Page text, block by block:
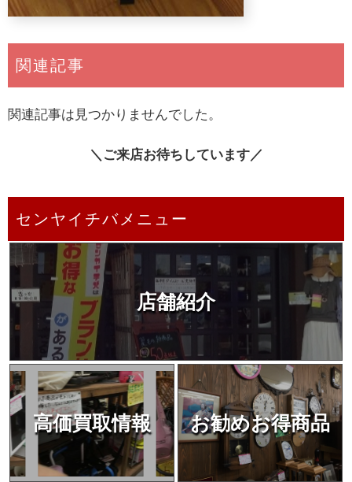
関連記事
関連記事は見つかりませんでした。
＼ご来店お待ちしています／
センヤイチバメニュー
店舗紹介
高価買取情報 お勧めお得商品